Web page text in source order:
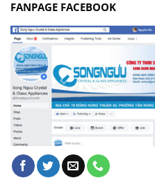
FANPAGE FACEBOOK